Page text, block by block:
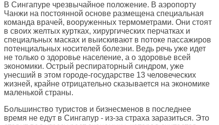
В Сингапуре чрезвычайное положение. В аэропорту
Чанжи на постоянной основе размещена специальная
команда врачей, вооруженных термометрами. Они стоят
в своих желтых куртках, хирургических перчатках и
специальных масках и выискивают в потоке пассажиров
потенциальных носителей болезни. Ведь речь уже идет
не только о здоровье население, а о здоровье всей
экономики. Острый респираторный синдром, уже
унесший в этом городе-государстве 13 человеческих
жизней, крайне отрицательно сказывается на экономике
маленькой страны.
Большинство туристов и бизнесменов в последнее
время не едут в Сингапур - из-за страха заразиться. Это